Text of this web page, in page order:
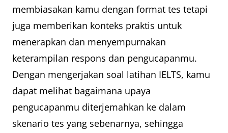
membiasakan kamu dengan format tes tetapi
juga memberikan konteks praktis untuk
menerapkan dan menyempurnakan
keterampilan respons dan pengucapanmu.
Dengan mengerjakan soal latihan IELTS, kamu
dapat melihat bagaimana upaya
pengucapanmu diterjemahkan ke dalam
skenario tes yang sebenarnya, sehingga